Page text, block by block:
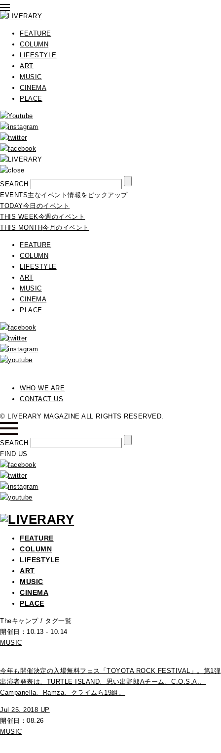
FEATURE
COLUMN
LIFESTYLE
ART
MUSIC
CINEMA
PLACE
SEARCH
EVENTS主なイベント情報をピックアップ
TODAY今日のイベント
THIS WEEK今週のイベント
THIS MONTH今月のイベント
FEATURE
COLUMN
LIFESTYLE
ART
MUSIC
CINEMA
PLACE
WHO WE ARE
CONTACT US
© LIVERARY MAGAZINE ALL RIGHTS RESERVED.
SEARCH
FIND US
FEATURE
COLUMN
LIFESTYLE
ART
MUSIC
CINEMA
PLACE
Theキャンプ / タグ一覧
開催日：10.13 - 10.14
MUSIC
今年も開催決定の入場無料フェス「TOYOTA ROCK FESTIVAL」。第1弾
出演者発表は、TURTLE ISLAND、思い出野郎Aチーム、C.O.S.A.、
Campanella、Ramza、クライムら19組。
Jul 25. 2018 UP
開催日：08.26
MUSIC